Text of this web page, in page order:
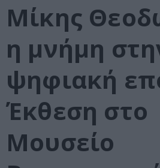
Μίκης
η μνήμη
ψηφιακή
Έκθεση στο
Μουσείο